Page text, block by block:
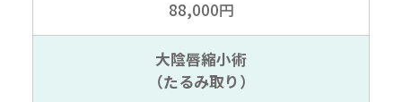
88,000円
大陰唇縮小術
（たるみ取り）